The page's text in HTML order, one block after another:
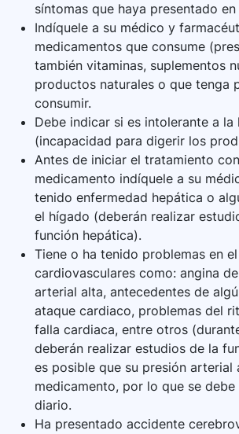
síntomas que haya presentado
Indíquele a su médico y
medicamentos que consume
también vitaminas, suplementos
productos naturales o que tenga
consumir.
Debe indicar si es intolerante a la
(incapacidad para digerir los
Antes de iniciar el tratamiento
medicamento indíquele a su
tenido enfermedad hepática o
el hígado (deberán realizar
función hepática).
Tiene o ha tenido problemas en
cardiovasculares como: angina
arterial alta, antecedentes de
ataque cardiaco, problemas del
falla cardiaca, entre otros
deberán realizar estudios de la
es posible que su presión arterial
medicamento, por lo que se
diario.
Ha presentado accidente